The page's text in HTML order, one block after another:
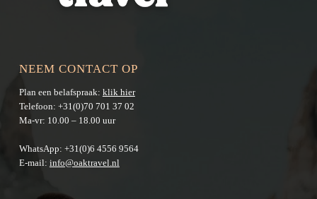
NEEM CONTACT OP
Plan een belafspraak: klik hier
Telefoon: +31(0)70 701 37 02
Ma-vr: 10.00 – 18.00 uur
WhatsApp: +31(0)6 4556 9564
E-mail: info@oaktravel.nl